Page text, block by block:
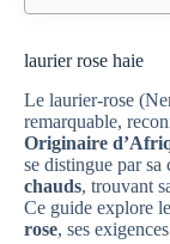
laurier rose haie
Le laurier-rose
remarquable,
Originaire
se distingue par sa
chauds, trouvant
Ce guide explore
rose, ses